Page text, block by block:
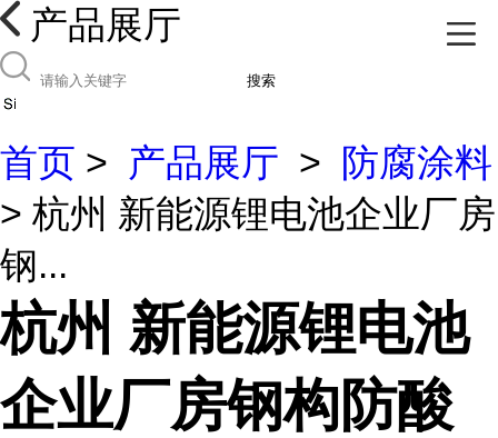
产品展厅
搜索
首页 > 产品展厅 >
防腐涂料
> 杭州 新能源锂电池企业厂房
钢...
杭州 新能源锂电池
企业厂房钢构防酸